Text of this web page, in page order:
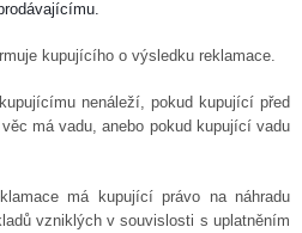
kupujícího o výsledku reklamace.
nenáleží, pokud kupující před
má vadu, anebo pokud kupující vadu
má kupující právo na náhradu
vzniklých v souvislosti s uplatněním